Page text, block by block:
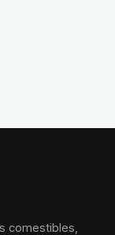
comestibles,